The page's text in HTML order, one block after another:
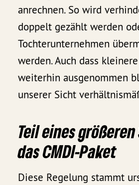
anrechnen. So wird
doppelt gezählt werden
Tochterunternehmen
werden. Auch dass
weiterhin ausgenommen
unserer Sicht
Teil eines
das CMDI-Paket
Diese Regelung stammt